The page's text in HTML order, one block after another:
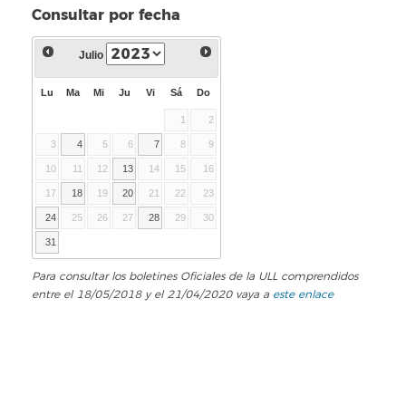
Consultar por fecha
Julio
Lu Ma Mi Ju Vi Sá Do
1 2
3 4 5 6 7 8 9
10 11 12 13 14 15 16
17 18 19 20 21 22 23
24 25 26 27 28 29 30
31
Para consultar los boletines Oficiales de la ULL comprendidos
entre el 18/05/2018 y el 21/04/2020 vaya a este enlace